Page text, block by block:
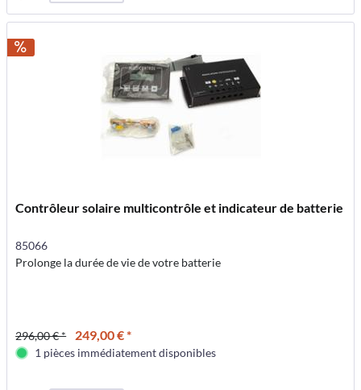
Contrôleur solaire multicontrôle et indicateur de batterie
85066
Prolonge la durée de vie de votre batterie
296,00 € * 249,00 € *
1 pièces immédiatement disponibles